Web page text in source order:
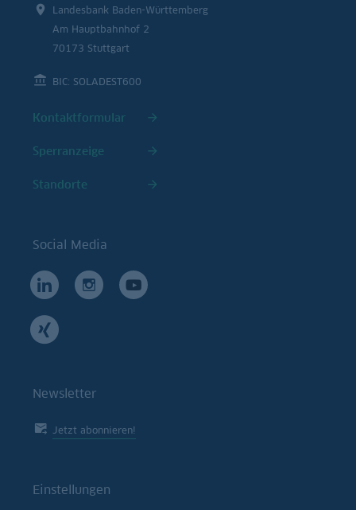
Landesbank Baden-Württemberg
Am Hauptbahnhof 2
70173 Stuttgart
BIC: SOLADEST600
Kontaktformular
Sperranzeige
Standorte
Social Media
Newsletter
Jetzt abonnieren!
Einstellungen